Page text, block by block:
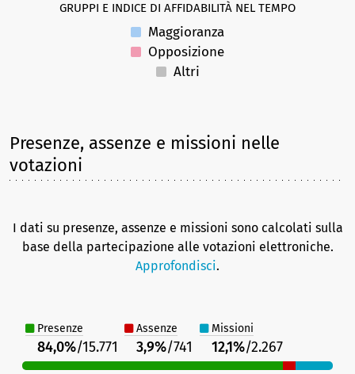
GRUPPI E INDICE DI AFFIDABILITÀ NEL TEMPO
Maggioranza
Opposizione
Altri
Presenze, assenze e missioni nelle
votazioni
I dati su presenze, assenze e missioni sono calcolati sulla
base della partecipazione alle votazioni elettroniche.
Approfondisci.
Presenze Assenze Missioni
84,0%/15.771 3,9%/741 12,1%/2.267